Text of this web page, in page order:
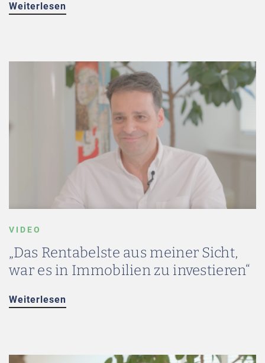
Weiterlesen
VIDEO
„Das Rentabelste aus meiner Sicht,
war es in Immobilien zu investieren“
Weiterlesen